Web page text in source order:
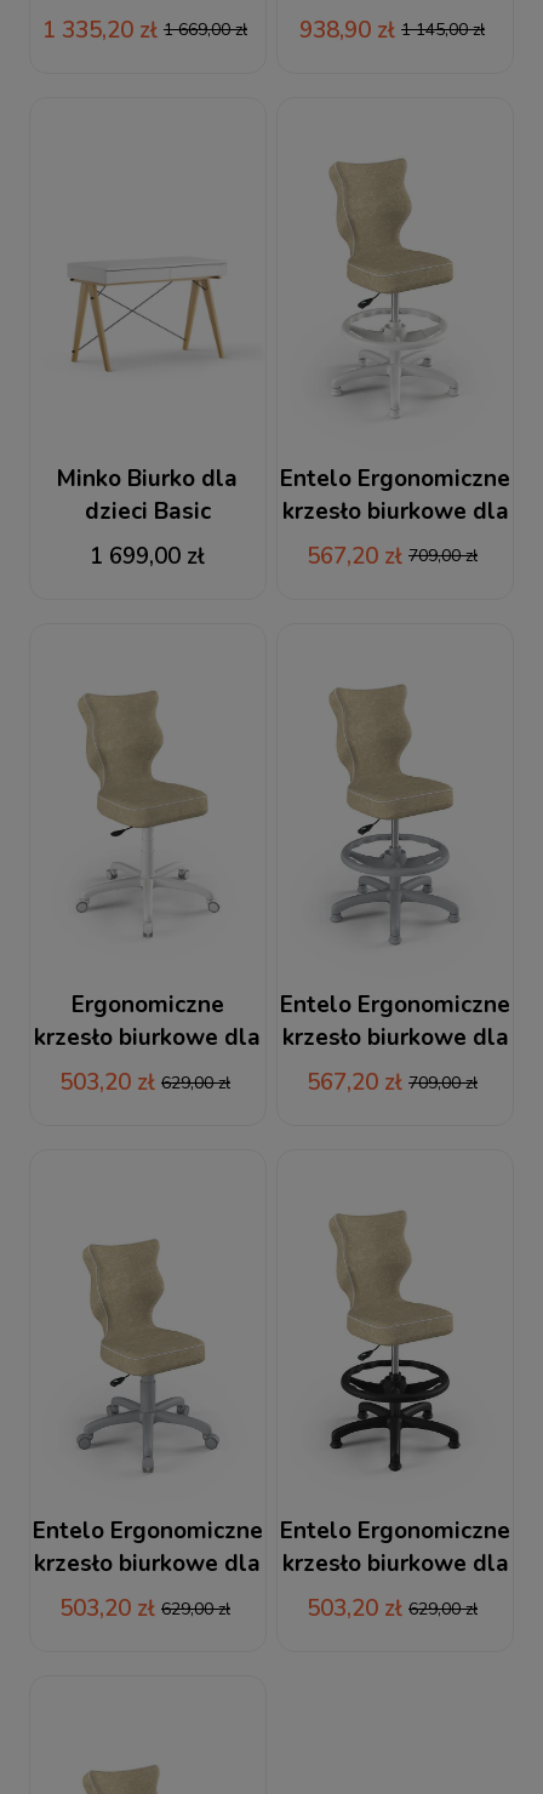
1 335,20 zł 1 669,00 zł
938,90 zł 1 145,00 zł
Minko Biurko dla
dzieci Basic
1 699,00 zł
Entelo Ergonomiczne
krzesło biurkowe dla
dzieci Petit z
podnóżkiem beżowe
567,20 zł 709,00 zł
Ergonomiczne
krzesło biurkowe dla
dzieci Petit beżowe
503,20 zł 629,00 zł
Entelo Ergonomiczne
krzesło biurkowe dla
dzieci Petit z
podnóżkiem beżowe
567,20 zł 709,00 zł
Entelo Ergonomiczne
krzesło biurkowe dla
dzieci Petit beżowy
503,20 zł 629,00 zł
Entelo Ergonomiczne
krzesło biurkowe dla
dzieci Petit z
503,20 zł 629,00 zł